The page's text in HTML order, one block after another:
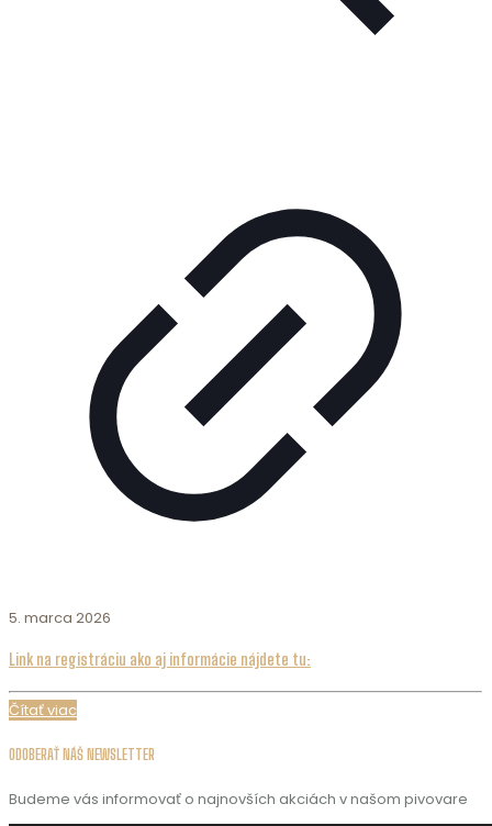
5. marca 2026
Link na registráciu ako aj informácie nájdete tu:
Čítať viac
ODOBERAŤ NÁŠ NEWSLETTER
Budeme vás informovať o najnovších akciách v našom pivovare